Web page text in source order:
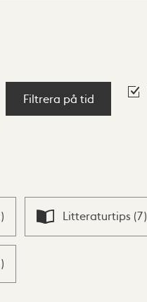
Filtrera på tid
) Litteraturtips (7)
)